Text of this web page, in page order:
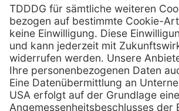
© TPS-Technitube Röhrenwerke GmbH – Alle
Alle Angaben ohne Gewähr.
Text, Bilder, Grafiken, Sound, Animationen und
Anordnung auf www.tps-technitube.com
des Urheberrechts und anderer
Jede unauthorisierte Nutzung der Marke TPS-